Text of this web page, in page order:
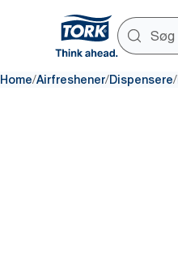
Home/Airfreshener/Dispensere/